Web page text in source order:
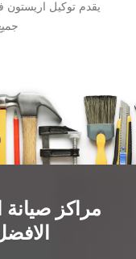
يقدم توكيل اريستون
مراكز صيانة